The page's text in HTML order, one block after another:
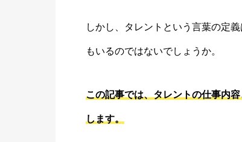
しかし、タレントという言葉の定
もいるのではないでしょうか。
この記事では、タレントの仕事内
します。